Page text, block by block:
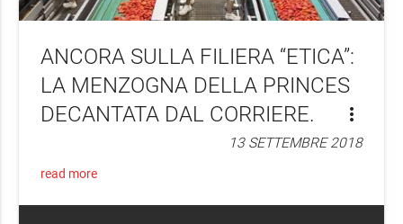
ANCORA SULLA FILIERA “ETICA”:
LA MENZOGNA DELLA PRINCES
DECANTATA DAL CORRIERE.
more_vert
13 SETTEMBRE 2018
read more